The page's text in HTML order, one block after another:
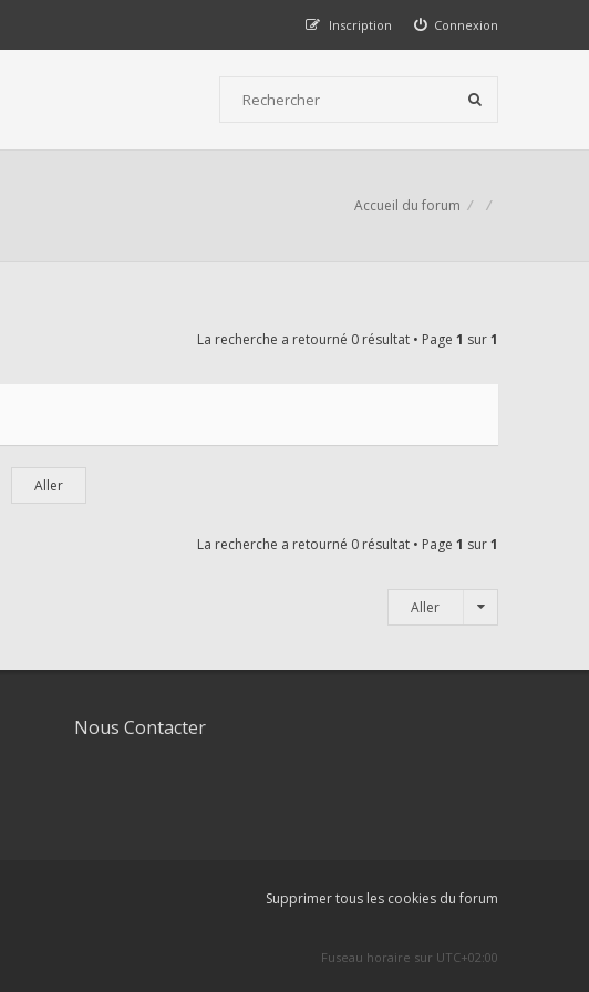
Connexion
Inscription
Accueil du forum
La recherche a retourné 0 résultat • Page 1 sur1
La recherche a retourné 0 résultat • Page 1 sur1
Aller
Nous Contacter
Supprimer tous les cookies du forum
Fuseau horaire sur UTC+02:00